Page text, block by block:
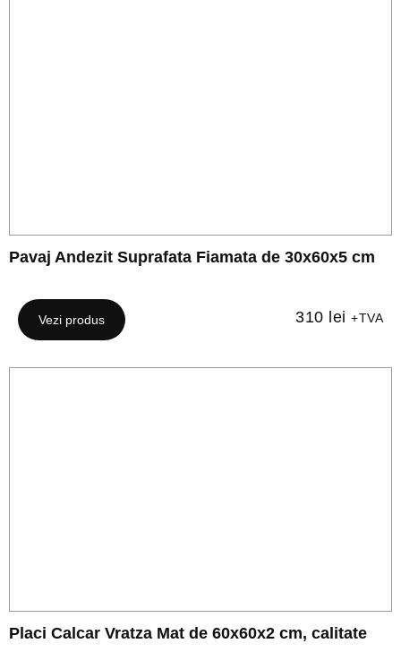
Pavaj Andezit Suprafata Fiamata de 30x60x5 cm
Vezi produs 310 lei +TVA
Placi Calcar Vratza Mat de 60x60x2 cm, calitate